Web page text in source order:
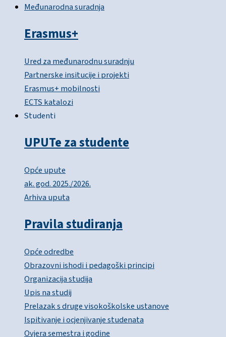
Međunarodna suradnja
Erasmus+
Ured za međunarodnu suradnju
Partnerske insitucije i projekti
Erasmus+ mobilnosti
ECTS katalozi
Studenti
UPUTe za studente
Opće upute
ak. god. 2025./2026.
Arhiva uputa
Pravila studiranja
Opće odredbe
Obrazovni ishodi i pedagoški principi
Organizacija studija
Upis na studij
Prelazak s druge visokoškolske ustanove
Ispitivanje i ocjenjivanje studenata
Ovjera semestra i godine